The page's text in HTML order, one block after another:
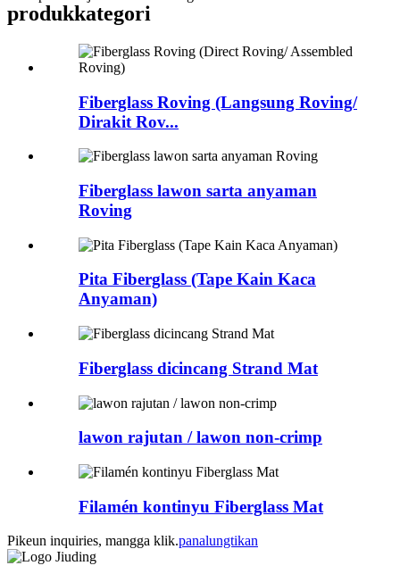
produkkategori
Fiberglass Roving (Langsung Roving/
Dirakit Rov...
Fiberglass lawon sarta anyaman
Roving
Pita Fiberglass (Tape Kain Kaca
Anyaman)
Fiberglass dicincang Strand Mat
lawon rajutan / lawon non-crimp
Filamén kontinyu Fiberglass Mat
Pikeun inquiries, mangga klik.panalungtikan